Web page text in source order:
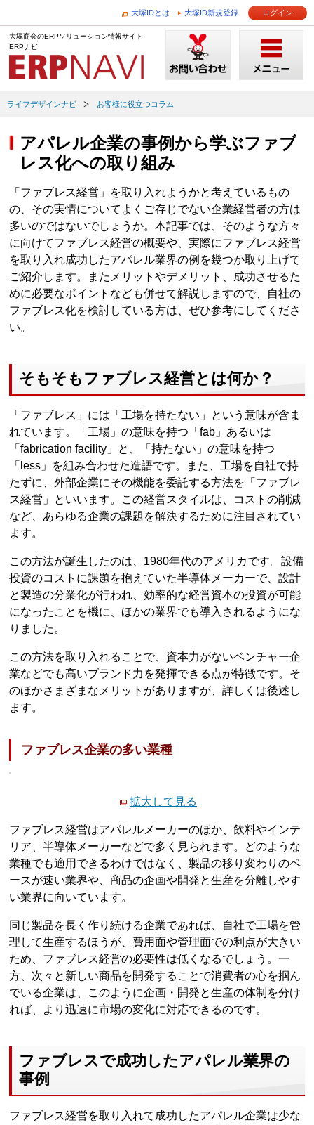
大塚IDとは 大塚ID新規登録 ログイン
大塚商会のERPソリューション情報サイト
ERPナビ
ライフデザインナビ お客様に役立つコラム
アパレル企業の事例から学ぶファブ
レス化への取り組み
「ファブレス経営」を取り入れようかと考えているもの
の、その実情についてよくご存じでない企業経営者の方は
多いのではないでしょうか。本記事では、そのような方々
に向けてファブレス経営の概要や、実際にファブレス経営
を取り入れ成功したアパレル業界の例を幾つか取り上げて
ご紹介します。またメリットやデメリット、成功させるた
めに必要なポイントなども併せて解説しますので、自社の
ファブレス化を検討している方は、ぜひ参考にしてくださ
い。
そもそもファブレス経営とは何か？
「ファブレス」には「工場を持たない」という意味が含ま
れています。「工場」の意味を持つ「fab」あるいは
「fabrication facility」と、「持たない」の意味を持つ
「less」を組み合わせた造語です。また、工場を自社で持
たずに、外部企業にその機能を委託する方法を「ファブレ
ス経営」といいます。この経営スタイルは、コストの削減
など、あらゆる企業の課題を解決するために注目されてい
ます。
この方法が誕生したのは、1980年代のアメリカです。設備
投資のコストに課題を抱えていた半導体メーカーで、設計
と製造の分業化が行われ、効率的な経営資本の投資が可能
になったことを機に、ほかの業界でも導入されるようにな
りました。
この方法を取り入れることで、資本力がないベンチャー企
業などでも高いブランド力を発揮できる点が特徴です。そ
のほかさまざまなメリットがありますが、詳しくは後述し
ます。
ファブレス企業の多い業種
拡大して見る
ファブレス経営はアパレルメーカーのほか、飲料やインテ
リア、半導体メーカーなどで多く見られます。どのような
業種でも適用できるわけではなく、製品の移り変わりのペ
ースが速い業界や、商品の企画や開発と生産を分離しやす
い業界に向いています。
同じ製品を長く作り続ける企業であれば、自社で工場を管
理して生産するほうが、費用面や管理面での利点が大きい
ため、ファブレス経営の必要性は低くなるでしょう。一
方、次々と新しい商品を開発することで消費者の心を掴ん
でいる企業は、このように企画・開発と生産の体制を分け
れば、より迅速に市場の変化に対応できるのです。
ファブレスで成功したアパレル業界の
事例
ファブレス経営を取り入れて成功したアパレル企業は少な